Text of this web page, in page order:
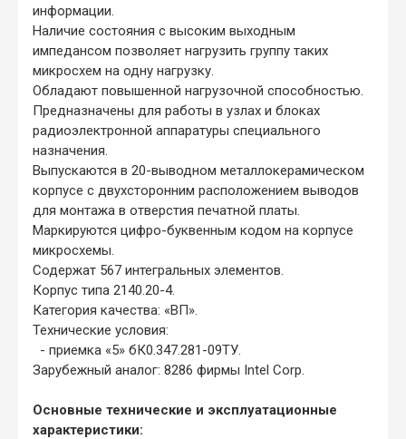
информации.
Наличие состояния с высоким выходным
импедансом позволяет нагрузить группу таких
микросхем на одну нагрузку.
Обладают повышенной нагрузочной способностью.
Предназначены для работы в узлах и блоках
радиоэлектронной аппаратуры специального
назначения.
Выпускаются в 20-выводном металлокерамическом
корпусе с двухсторонним расположением выводов
для монтажа в отверстия печатной платы.
Маркируются цифро-буквенным кодом на корпусе
микросхемы.
Содержат 567 интегральных элементов.
Корпус типа 2140.20-4.
Категория качества: «ВП».
Технические условия:
- приемка «5» бК0.347.281-09ТУ.
Зарубежный аналог: 8286 фирмы Intel Corp.
Основные технические и эксплуатационные
характеристики: